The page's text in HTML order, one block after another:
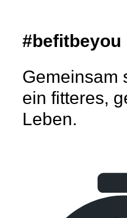
#befitbeyou
Gemeinsam
ein fitteres,
Leben.